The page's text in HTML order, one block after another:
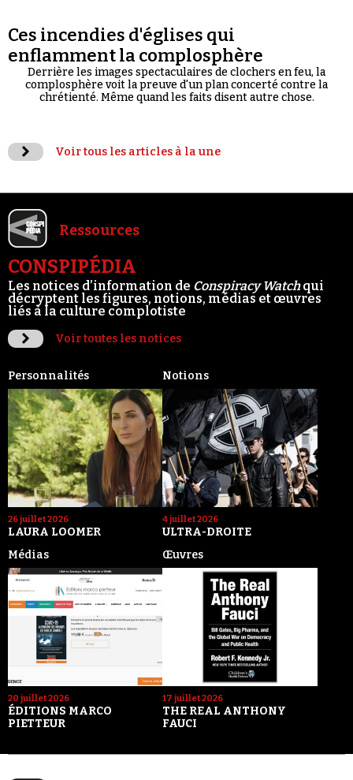
Ces incendies d'églises qui
enflamment la complosphère
Derrière les images spectaculaires de clochers en feu, la
complosphère voit la preuve d'un plan concerté contre la
chrétienté. Même quand les faits disent autre chose.
Voir tous les articles à la une
Ressources
CONSPIPÉDIA
Les notices d’information de Conspiracy Watchqui
décryptent les figures, notions, médias et œuvres
liés à la culture complotiste
Voir toutes les notices
Personnalités
26 juillet 2026
LAURA LOOMER
Notions
4 juillet 2026
ULTRA-DROITE
Médias
20 juillet 2026
ÉDITIONS MARCO
PIETTEUR
Œuvres
17 juillet 2026
THE REAL ANTHONY
FAUCI